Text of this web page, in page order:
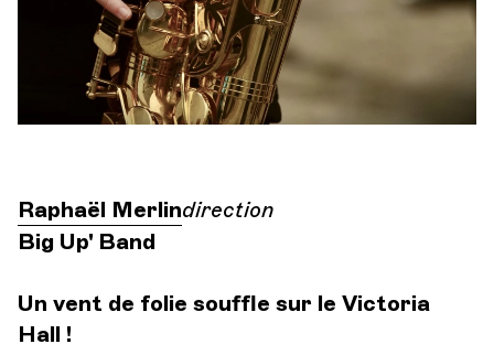
Raphaël Merlindirection
Big Up' Band
Un vent de folie souffle sur le Victoria
Hall !
L'OCG
Espace Pro